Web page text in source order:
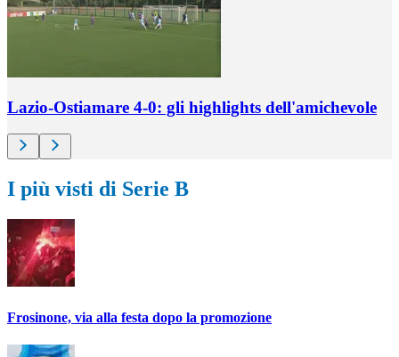
Lazio-Ostiamare 4-0: gli highlights dell'amichevole
I più visti di Serie B
Frosinone, via alla festa dopo la promozione